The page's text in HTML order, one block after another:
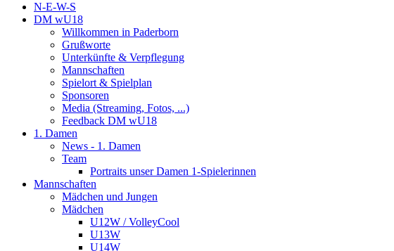
N-E-W-S
DM wU18
Willkommen in Paderborn
Grußworte
Unterkünfte & Verpflegung
Mannschaften
Spielort & Spielplan
Sponsoren
Media (Streaming, Fotos, ...)
Feedback DM wU18
1. Damen
News - 1. Damen
Team
Portraits unser Damen 1-Spielerinnen
Mannschaften
Mädchen und Jungen
Mädchen
U12W / VolleyCool
U13W
U14W